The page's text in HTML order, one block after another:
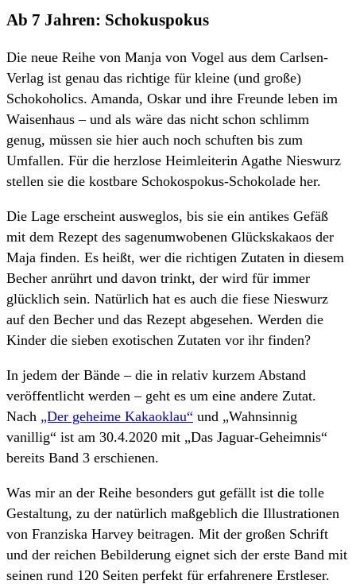
Ab 7 Jahren: Schokuspokus
Die neue Reihe von Manja von Vogel aus dem Carlsen-
Verlag ist genau das richtige für kleine (und große)
Schokoholics. Amanda, Oskar und ihre Freunde leben im
Waisenhaus – und als wäre das nicht schon schlimm
genug, müssen sie hier auch noch schuften bis zum
Umfallen. Für die herzlose Heimleiterin Agathe Nieswurz
stellen sie die kostbare Schokospokus-Schokolade her.
Die Lage erscheint ausweglos, bis sie ein antikes Gefäß
mit dem Rezept des sagenumwobenen Glückskakaos der
Maja finden. Es heißt, wer die richtigen Zutaten in diesem
Becher anrührt und davon trinkt, der wird für immer
glücklich sein. Natürlich hat es auch die fiese Nieswurz
auf den Becher und das Rezept abgesehen. Werden die
Kinder die sieben exotischen Zutaten vor ihr finden?
In jedem der Bände – die in relativ kurzem Abstand
veröffentlicht werden – geht es um eine andere Zutat.
Nach „Der geheime Kakaoklau“ und „Wahnsinnig
vanillig“ ist am 30.4.2020 mit „Das Jaguar-Geheimnis“
bereits Band 3 erschienen.
Was mir an der Reihe besonders gut gefällt ist die tolle
Gestaltung, zu der natürlich maßgeblich die Illustrationen
von Franziska Harvey beitragen. Mit der großen Schrift
und der reichen Bebilderung eignet sich der erste Band mit
seinen rund 120 Seiten perfekt für erfahrenere Erstleser.